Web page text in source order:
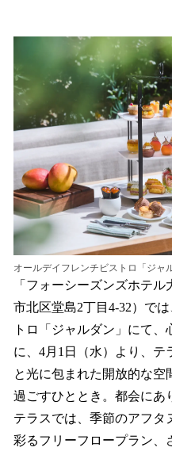
を
み
込
み
中
で
す
オールデイフレンチビストロ「ジャ
「フォーシーズンズホテ
市北区堂島2丁目4-32）で
トロ「ジャルダン」にて
に、4月1日（水）より、
と光に包まれた開放的な空
過ごすひととき。都会にあ
テラスでは、季節のアフタ
彩るフリーフロープラン、